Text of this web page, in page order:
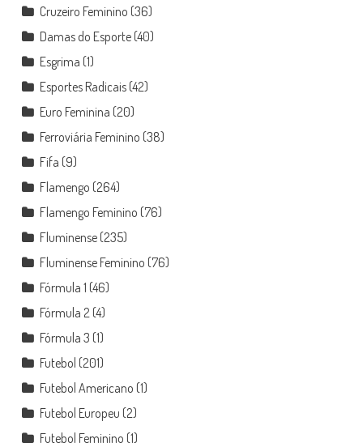
Cruzeiro Feminino (36)
Damas do Esporte(40)
Esgrima (1)
Esportes Radicais(42)
Euro Feminina (20)
Ferroviária Feminino (38)
Fifa (9)
Flamengo (264)
Flamengo Feminino (76)
Fluminense(235)
Fluminense Feminino (76)
Fórmula 1 (46)
Fórmula 2(4)
Fórmula 3 (1)
Futebol (201)
Futebol Americano (1)
Futebol Europeu (2)
Futebol Feminino (1)